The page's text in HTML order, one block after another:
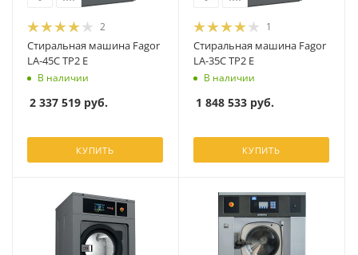
2
Стиральная машина Fagor
LA-45C TP2 E
В наличии
2 337 519 руб.
КУПИТЬ
1
Стиральная машина Fagor
LA-35C TP2 E
В наличии
1 848 533 руб.
КУПИТЬ